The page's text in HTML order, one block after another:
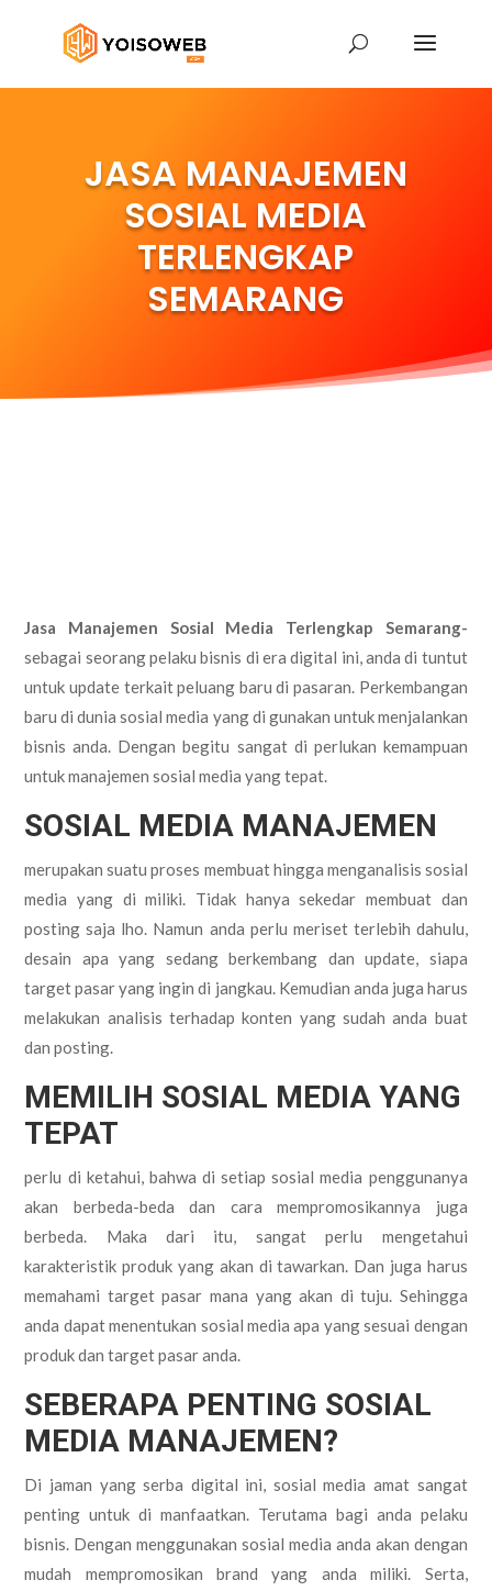
JASA MANAJEMEN
SOSIAL MEDIA
TERLENGKAP
SEMARANG
Jasa Manajemen Sosial Media Terlengkap Semarang-
sebagai seorang pelaku bisnis di era digital ini, anda di tuntut
untuk update terkait peluang baru di pasaran. Perkembangan
baru di dunia sosial media yang di gunakan untuk menjalankan
bisnis anda. Dengan begitu sangat di perlukan kemampuan
untuk manajemen sosial media yang tepat.
SOSIAL MEDIA MANAJEMEN
merupakan suatu proses membuat hingga menganalisis sosial
media yang di miliki. Tidak hanya sekedar membuat dan
posting saja lho. Namun anda perlu meriset terlebih dahulu,
desain apa yang sedang berkembang dan update, siapa
target pasar yang ingin di jangkau. Kemudian anda juga harus
melakukan analisis terhadap konten yang sudah anda buat
dan posting.
MEMILIH SOSIAL MEDIA YANG
TEPAT
perlu di ketahui, bahwa di setiap sosial media penggunanya
akan berbeda-beda dan cara mempromosikannya juga
berbeda. Maka dari itu, sangat perlu mengetahui
karakteristik produk yang akan di tawarkan. Dan juga harus
memahami target pasar mana yang akan di tuju. Sehingga
anda dapat menentukan sosial media apa yang sesuai dengan
produk dan target pasar anda.
SEBERAPA PENTING SOSIAL
MEDIA MANAJEMEN?
Di jaman yang serba digital ini, sosial media amat sangat
penting untuk di manfaatkan. Terutama bagi anda pelaku
bisnis. Dengan menggunakan sosial media anda akan dengan
mudah mempromosikan brand yang anda miliki. Serta,